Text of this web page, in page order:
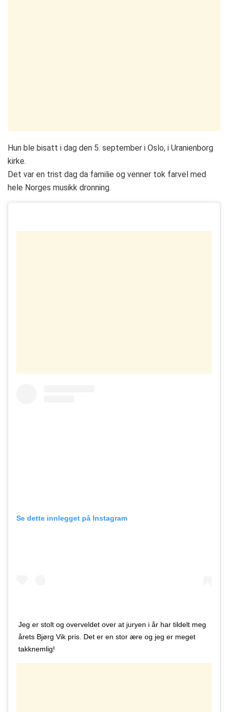
Hun ble bisatt i dag den 5. september i Oslo, i Uranienborg
kirke.
Det var en trist dag da familie og venner tok farvel med
hele Norges musikk dronning.
Se dette innlegget på Instagram
Jeg er stolt og overveldet over at juryen i år har tildelt meg
årets Bjørg Vik pris. Det er en stor ære og jeg er meget
takknemlig!